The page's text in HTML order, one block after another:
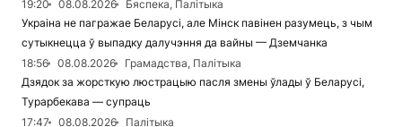
19:20
08.08.2026
Бяспека, Палітыка
Украіна не пагражае Беларусі, але Мінск павінен разумець, з чым
сутыкнецца ў выпадку далучэння да вайны — Дземчанка
18:56
08.08.2026
Грамадства, Палітыка
Дзядок за жорсткую люстрацыю пасля змены ўлады ў Беларусі,
Турарбекава — супраць
17:47
08.08.2026
Палітыка